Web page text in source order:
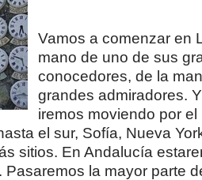
Vamos a comenzar en
mano de uno de sus
conocedores, de la
grandes admiradores.
iremos moviendo por
el sur, Sofía, Nueva
sitios. En Andalucía
Pasaremos la mayor parte